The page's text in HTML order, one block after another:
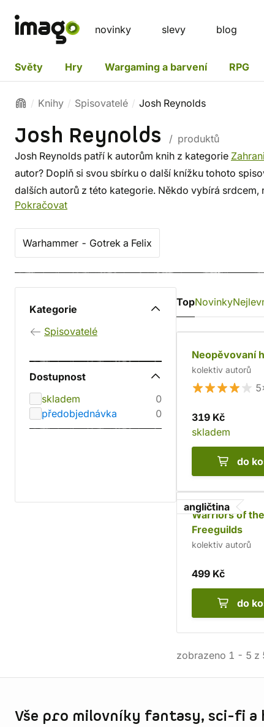
novinky slevy blog
Světy Hry Wargaming a barvení RPG
Knihy Spisovatelé Josh Reynolds
Josh Reynolds
/ produktů
Josh Reynolds patří k autorům knih z kategorie
autor? Doplň si svou sbírku o další knížku tohoto
dalších autorů z této kategorie. Někdo vybírá
známých i z těch proslulých. ✔️ Nabízíme levnou
Pokračovat
Warhammer - Gotrek a Felix
Kategorie
Spisovatelé
Dostupnost
skladem
0
předobjednávka
0
TopNovinky
Neopěvovaní
kolektiv autorů
319 Kč
skladem
do
angličtina
Warriors of the
Freeguilds
kolektiv autorů
499 Kč
do
zobrazeno 1 - 5 z
Vše pro milovníky fantasy, sci-fi a